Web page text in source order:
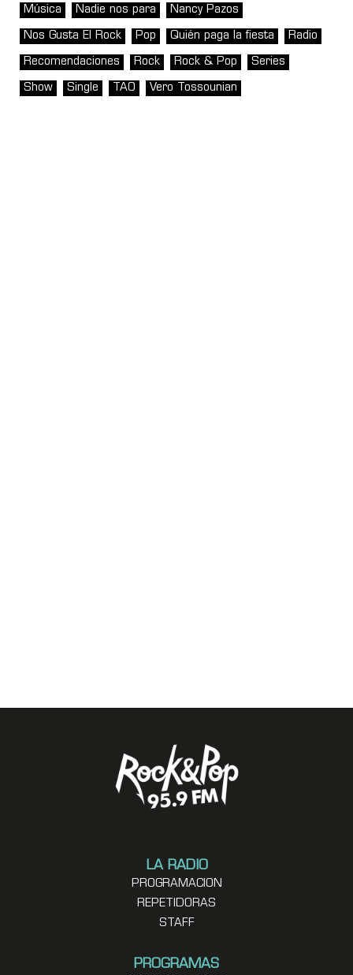
Música Nadie nos para Nancy Pazos
Nos Gusta El Rock Pop Quién paga la fiesta Radio
Recomendaciones Rock Rock & Pop Series
Show Single TAO Vero Tossounian
LA RADIO
PROGRAMACION
REPETIDORAS
STAFF
PROGRAMAS